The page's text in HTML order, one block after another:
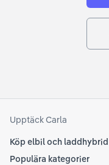
Upptäck Carla
Köp elbil och laddhybrid
Populära kategorier